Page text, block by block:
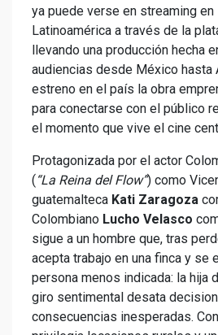
ya puede verse en streaming
Latinoamérica a través de la
llevando una producción hecha
audiencias desde México hasta
estreno en el país la obra
para conectarse con el público
el momento que vive el cine
Protagonizada por el actor
(“La Reina del Flow”) como
guatemalteca Kati Zaragoza
Colombiano Lucho Velasco
sigue a un hombre que, tras
acepta trabajo en una finca y se
persona menos indicada: la hija
giro sentimental desata
consecuencias inesperadas.